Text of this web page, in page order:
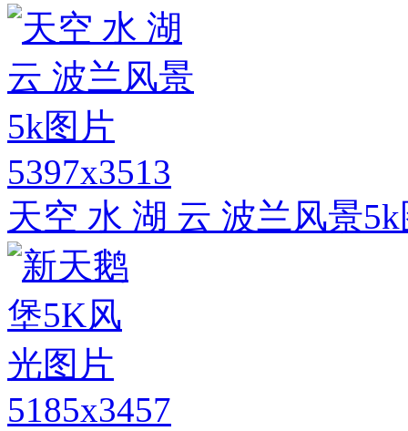
5397x3513
天空 水 湖 云 波兰风景
5185x3457